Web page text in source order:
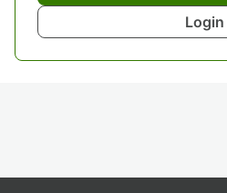
Login